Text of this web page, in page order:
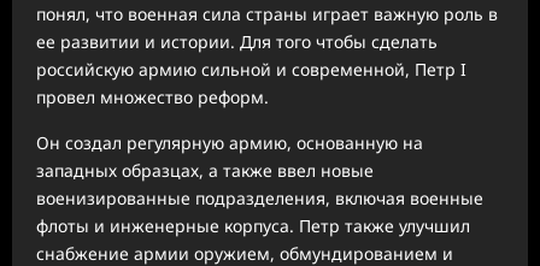
понял, что военная сила страны играет важную роль в
ее развитии и истории. Для того чтобы сделать
российскую армию сильной и современной, Петр I
провел множество реформ.
Он создал регулярную армию, основанную на
западных образцах, а также ввел новые
военизированные подразделения, включая военные
флоты и инженерные корпуса. Петр также улучшил
снабжение армии оружием, обмундированием и